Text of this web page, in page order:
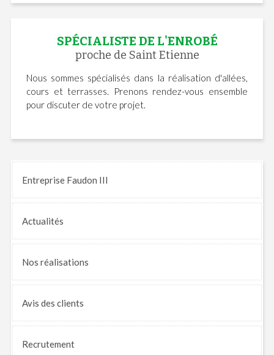
SPÉCIALISTE DE L'ENROBÉ
proche de Saint Etienne
Nous sommes spécialisés dans la réalisation d'allées,
cours et terrasses. Prenons rendez-vous ensemble
pour discuter de votre projet.
Entreprise Faudon III
Actualités
Nos réalisations
Avis des clients
Recrutement